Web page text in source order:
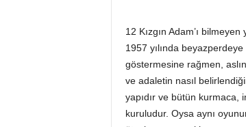
12 Kızgın Adam’ı
1957 yılında
göstermesine rağmen,
ve adaletin nasıl
yapıdır ve bütün kurmaca,
kuruludur. Oysa aynı